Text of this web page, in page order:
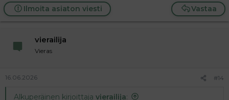
Vastaa
Ilmoita asiaton viesti
vierailija
Vieras
16.06.2026 #14
Alkuperäinen kirjoittaja vierailija: